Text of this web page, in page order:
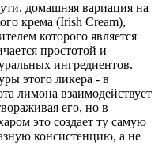
домашняя вариация на
крема (Irish Cream),
которого является
простотой и
ингредиентов.
этого ликера - в
лимона взаимодействует
его, но в
это создает ту самую
консистенцию, а не